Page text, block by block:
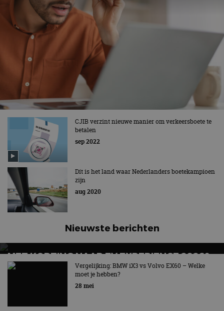
CJIB verzint nieuwe manier om verkeersboete te
betalen
sep 2022
Dít is het land waar Nederlanders boetekampioen
zijn
aug 2020
Nieuwste berichten
MET KORTING NAAR EV EXPERIENCE 2026?
AUTORAI REGELT HET!
EV Experience 2026 van 24 tot 26 september
Vergelijking: BMW iX3 vs Volvo EX60 – Welke
moet je hebben?
28 mei